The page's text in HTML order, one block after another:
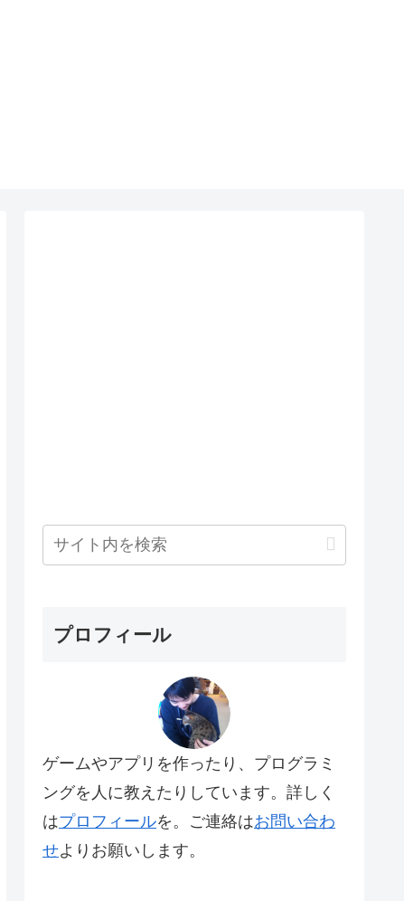
プロフィール
ゲームやアプリを作ったり、プログラミ
ングを人に教えたりしています。詳しく
はプロフィールを。ご連絡はお問い合わ
せよりお願いします。